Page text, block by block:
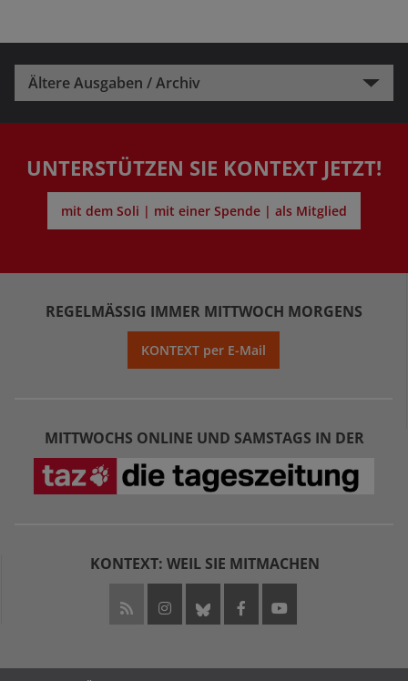
Ältere Ausgaben / Archiv
UNTERSTÜTZEN SIE KONTEXT JETZT!
mit dem Soli | mit einer Spende | als Mitglied
REGELMÄSSIG IMMER MITTWOCH MORGENS
KONTEXT per E-Mail
MITTWOCHS ONLINE UND SAMSTAGS IN DER
KONTEXT: WEIL SIE MITMACHEN